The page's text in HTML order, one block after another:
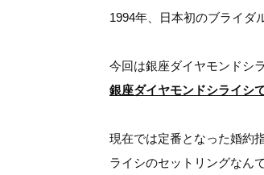
1994年、日本初のブライダ
今回は銀座ダイヤモンドシ
銀座ダイヤモンドシライシ
現在では定番となった婚約
ライシのセットリングなんで